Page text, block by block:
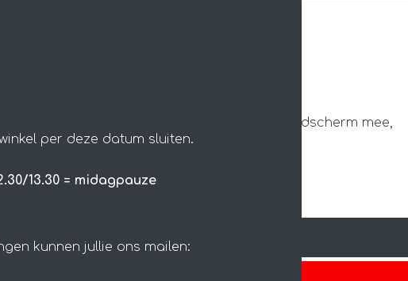
nemen alle apparatuur en een achtergrondscherm mee,
per deze datum sluiten.
13.30 = midagpauze
kunnen jullie ons mailen: